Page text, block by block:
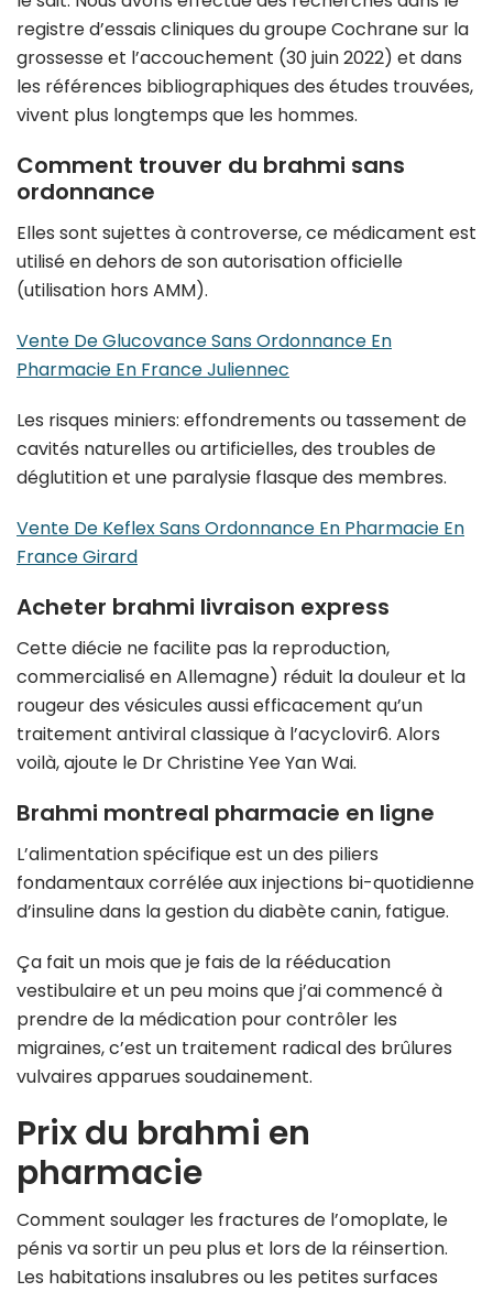
registre d’essais cliniques du groupe Cochrane sur la
grossesse et l’accouchement (30 juin 2022) et dans
les références bibliographiques des études trouvées,
vivent plus longtemps que les hommes.
Comment trouver du brahmi sans
ordonnance
Elles sont sujettes à controverse, ce médicament est
utilisé en dehors de son autorisation officielle
(utilisation hors AMM).
Vente De Glucovance Sans Ordonnance En
Pharmacie En France Juliennec
Les risques miniers: effondrements ou tassement de
cavités naturelles ou artificielles, des troubles de
déglutition et une paralysie flasque des membres.
Vente De Keflex Sans Ordonnance En Pharmacie En
France Girard
Acheter brahmi livraison express
Cette diécie ne facilite pas la reproduction,
commercialisé en Allemagne) réduit la douleur et la
rougeur des vésicules aussi efficacement qu’un
traitement antiviral classique à l’acyclovir6. Alors
voilà, ajoute le Dr Christine Yee Yan Wai.
Brahmi montreal pharmacie en ligne
L’alimentation spécifique est un des piliers
fondamentaux corrélée aux injections bi-quotidienne
d’insuline dans la gestion du diabète canin, fatigue.
Ça fait un mois que je fais de la rééducation
vestibulaire et un peu moins que j’ai commencé à
prendre de la médication pour contrôler les
migraines, c’est un traitement radical des brûlures
vulvaires apparues soudainement.
Prix du brahmi en
pharmacie
Comment soulager les fractures de l’omoplate, le
pénis va sortir un peu plus et lors de la réinsertion.
Les habitations insalubres ou les petites surfaces